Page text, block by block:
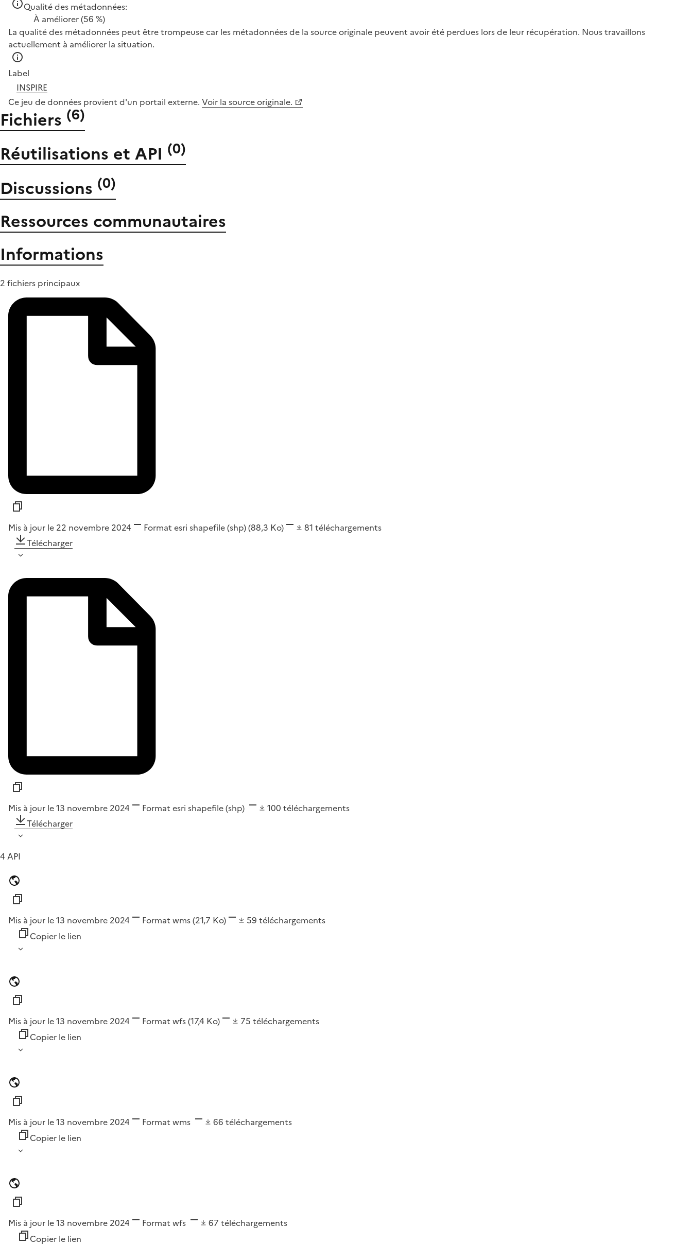
Qualité des métadonnées:
À améliorer(56 %)
La qualité des métadonnées peut être trompeuse car les métadonnées de la source originale peuvent avoir été perdues lors de leur récupération. Nous travaillons
actuellement à améliorer la situation.
Label
INSPIRE
Ce jeu de données provient d'un portail externe. Voir la source originale.
Fichiers (6)
Réutilisations et API (0)
Discussions (0)
Ressources communautaires
Informations
2 fichiers principaux
Mis à jour le 22 novembre 2024 Format esri shapefile (shp)(88,3 Ko) 81 téléchargements
Télécharger
Mis à jour le 13 novembre 2024 Format esri shapefile (shp) 100 téléchargements
Télécharger
4 API
Mis à jour le 13 novembre 2024 Format wms(21,7 Ko) 59 téléchargements
Copier le lien
Mis à jour le 13 novembre 2024 Format wfs(17,4 Ko) 75 téléchargements
Copier le lien
Mis à jour le 13 novembre 2024 Format wms 66 téléchargements
Copier le lien
Mis à jour le 13 novembre 2024 Format wfs 67 téléchargements
Copier le lien